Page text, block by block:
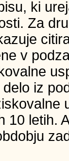
ki
Za
v
iz
10 letih.